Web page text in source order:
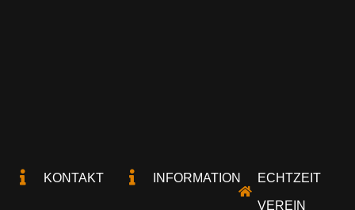
KONTAKT INFORMATION ECHTZEIT
VEREIN